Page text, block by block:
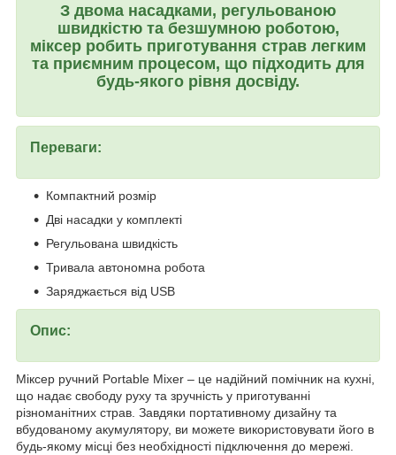
З двома насадками, регульованою
швидкістю та безшумною роботою,
міксер робить приготування страв легким
та приємним процесом, що підходить для
будь-якого рівня досвіду.
Переваги:
Компактний розмір
Дві насадки у комплекті
Регульована швидкість
Тривала автономна робота
Заряджається від USB
Опис:
Міксер ручний Portable Mixer – це надійний помічник на кухні,
що надає свободу руху та зручність у приготуванні
різноманітних страв. Завдяки портативному дизайну та
вбудованому акумулятору, ви можете використовувати його в
будь-якому місці без необхідності підключення до мережі.